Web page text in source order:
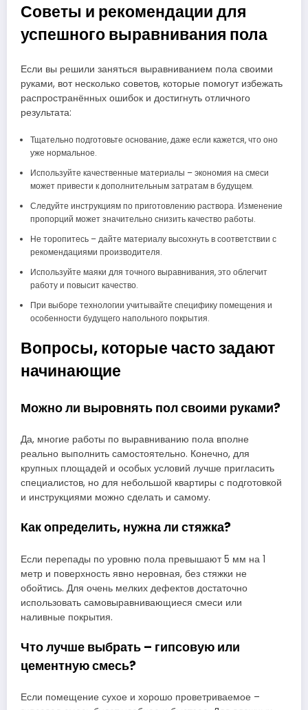
Советы и рекомендации для
успешного выравнивания пола
Если вы решили заняться выравниванием пола своими
руками, вот несколько советов, которые помогут избежать
распространённых ошибок и достигнуть отличного
результата:
Тщательно подготовьте основание, даже если кажется, что оно
уже нормальное.
Используйте качественные материалы – экономия на смеси
может привести к дополнительным затратам в будущем.
Следуйте инструкциям по приготовлению раствора. Изменение
пропорций может значительно снизить качество работы.
Не торопитесь – дайте материалу высохнуть в соответствии с
рекомендациями производителя.
Используйте маяки для точного выравнивания, это облегчит
работу и повысит качество.
При выборе технологии учитывайте специфику помещения и
особенности будущего напольного покрытия.
Вопросы, которые часто задают
начинающие
Можно ли выровнять пол своими руками?
Да, многие работы по выравниванию пола вполне
реально выполнить самостоятельно. Конечно, для
крупных площадей и особых условий лучше пригласить
специалистов, но для небольшой квартиры с подготовкой
и инструкциями можно сделать и самому.
Как определить, нужна ли стяжка?
Если перепады по уровню пола превышают 5 мм на 1
метр и поверхность явно неровная, без стяжки не
обойтись. Для очень мелких дефектов достаточно
использовать самовыравнивающиеся смеси или
наливные покрытия.
Что лучше выбрать – гипсовую или
цементную смесь?
Если помещение сухое и хорошо проветриваемое –